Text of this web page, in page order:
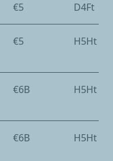
€5 D4Ft
€5 H5Ht
€6B H5Ht
€6B H5Ht